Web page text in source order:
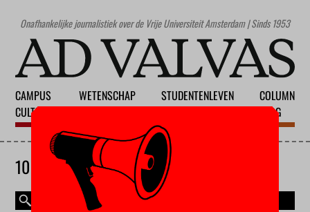
Onafhankelijke journalistiek over de Vrije Universiteit Amsterdam | Sinds 1953
CAMPUS
CULTUUR
WETENSCHAP
STUDENTENLEVEN
COLUMN
BLOG
10 AUGUSTUS 2026